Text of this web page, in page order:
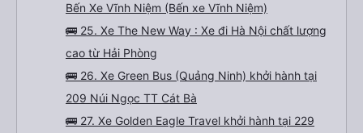
Bến Xe Vĩnh Niệm (Bến xe Vĩnh Niệm)
🚌 25. Xe The New Way : Xe đi Hà Nội chất lượng
cao từ Hải Phòng
🚌 26. Xe Green Bus (Quảng Ninh) khởi hành tại
209 Núi Ngọc TT Cát Bà
🚌 27. Xe Golden Eagle Travel khởi hành tại 229